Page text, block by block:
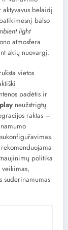
belaidį
balso
light
atmosfera
akių nuovargį.
vietos
padėtis ir
neužstrigtų
raktas –
politika
suderinamumas